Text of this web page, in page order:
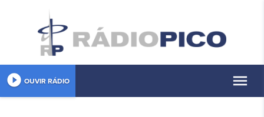
play_circle_filled OUVIR RÁDIO menu